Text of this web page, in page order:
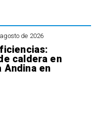
de 2026
caldera en
Andina en